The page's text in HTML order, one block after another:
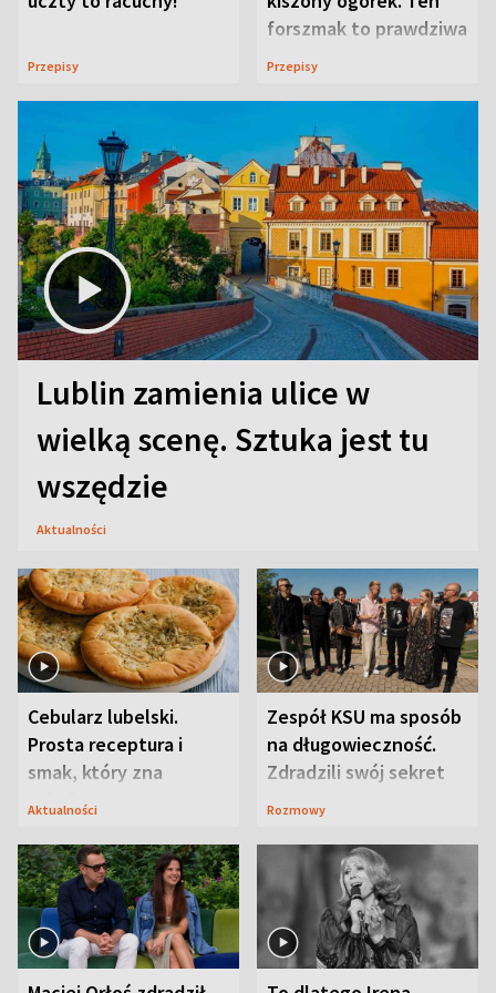
Przepisy
forszmak to prawdziwa
uczta
Przepisy
Lublin zamienia ulice w
wielką scenę. Sztuka jest tu
wszędzie
Aktualności
Cebularz lubelski.
Prosta receptura i
smak, który zna
Lubelszczyzna
Aktualności
Zespół KSU ma sposób
na długowieczność.
Zdradzili swój sekret
Rozmowy